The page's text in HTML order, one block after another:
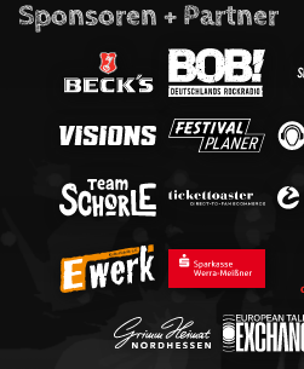
Sponsoren + Partner